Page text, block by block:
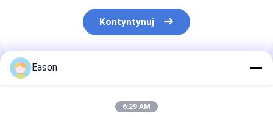
Kontyntynuj
Polecane Produkty
Eason
6:29 AM